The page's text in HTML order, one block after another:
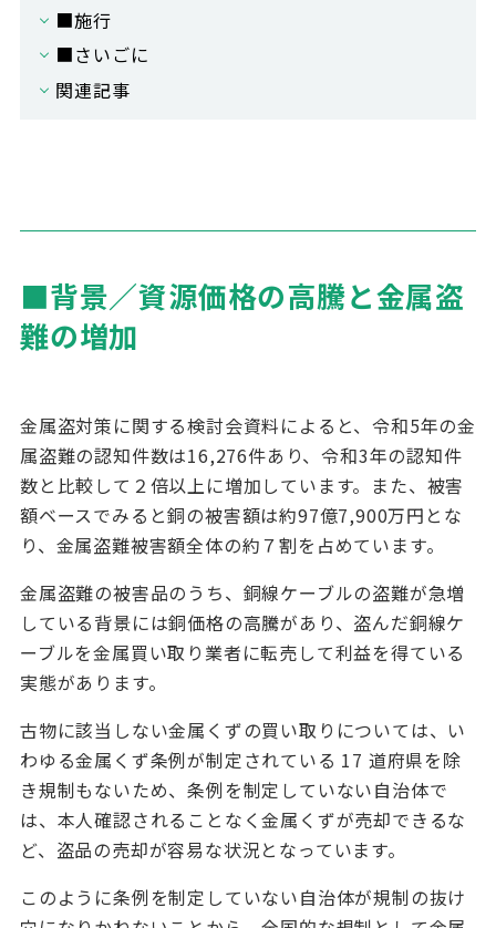
■施行
■さいごに
関連記事
■背景／資源価格の高騰と金属盗
難の増加
金属盗対策に関する検討会資料によると、令和5年の金
属盗難の認知件数は16,276件あり、令和3年の認知件
数と比較して２倍以上に増加しています。また、被害
額ベースでみると銅の被害額は約97億7,900万円とな
り、金属盗難被害額全体の約７割を占めています。
金属盗難の被害品のうち、銅線ケーブルの盗難が急増
している背景には銅価格の高騰があり、盗んだ銅線ケ
ーブルを金属買い取り業者に転売して利益を得ている
実態があります。
古物に該当しない金属くずの買い取りについては、い
わゆる金属くず条例が制定されている 17 道府県を除
き規制もないため、条例を制定していない自治体で
は、本人確認されることなく金属くずが売却できるな
ど、盗品の売却が容易な状況となっています。
このように条例を制定していない自治体が規制の抜け